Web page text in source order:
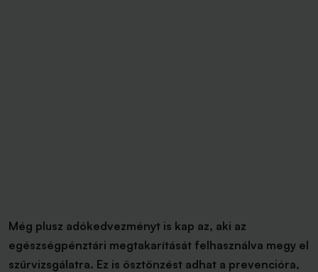
Még plusz adókedvezményt is kap az, aki az
egészségpénztári megtakarítását felhasználva megy el
szűrvizsgálatra. Ez is ösztönzést adhat a prevencióra,